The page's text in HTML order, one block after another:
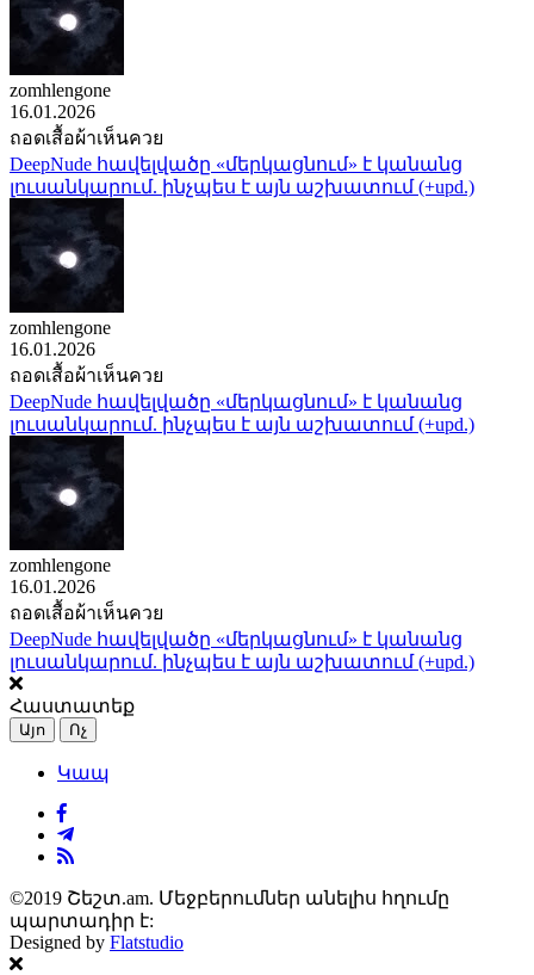
zomhlengone
16.01.2026
ถอดเสื้อผ้าเห็นควย
DeepNude հավելվածը «մերկացնում» է կանանց
լուսանկարում. ինչպես է այն աշխատում (+upd.)
zomhlengone
16.01.2026
ถอดเสื้อผ้าเห็นควย
DeepNude հավելվածը «մերկացնում» է կանանց
լուսանկարում. ինչպես է այն աշխատում (+upd.)
zomhlengone
16.01.2026
ถอดเสื้อผ้าเห็นควย
DeepNude հավելվածը «մերկացնում» է կանանց
լուսանկարում. ինչպես է այն աշխատում (+upd.)
Հաստատեք
Այո Ոչ
Կապ
©2019 Շեշտ.am. Մեջբերումներ անելիս հղումը
պարտադիր է:
Designed by Flatstudio